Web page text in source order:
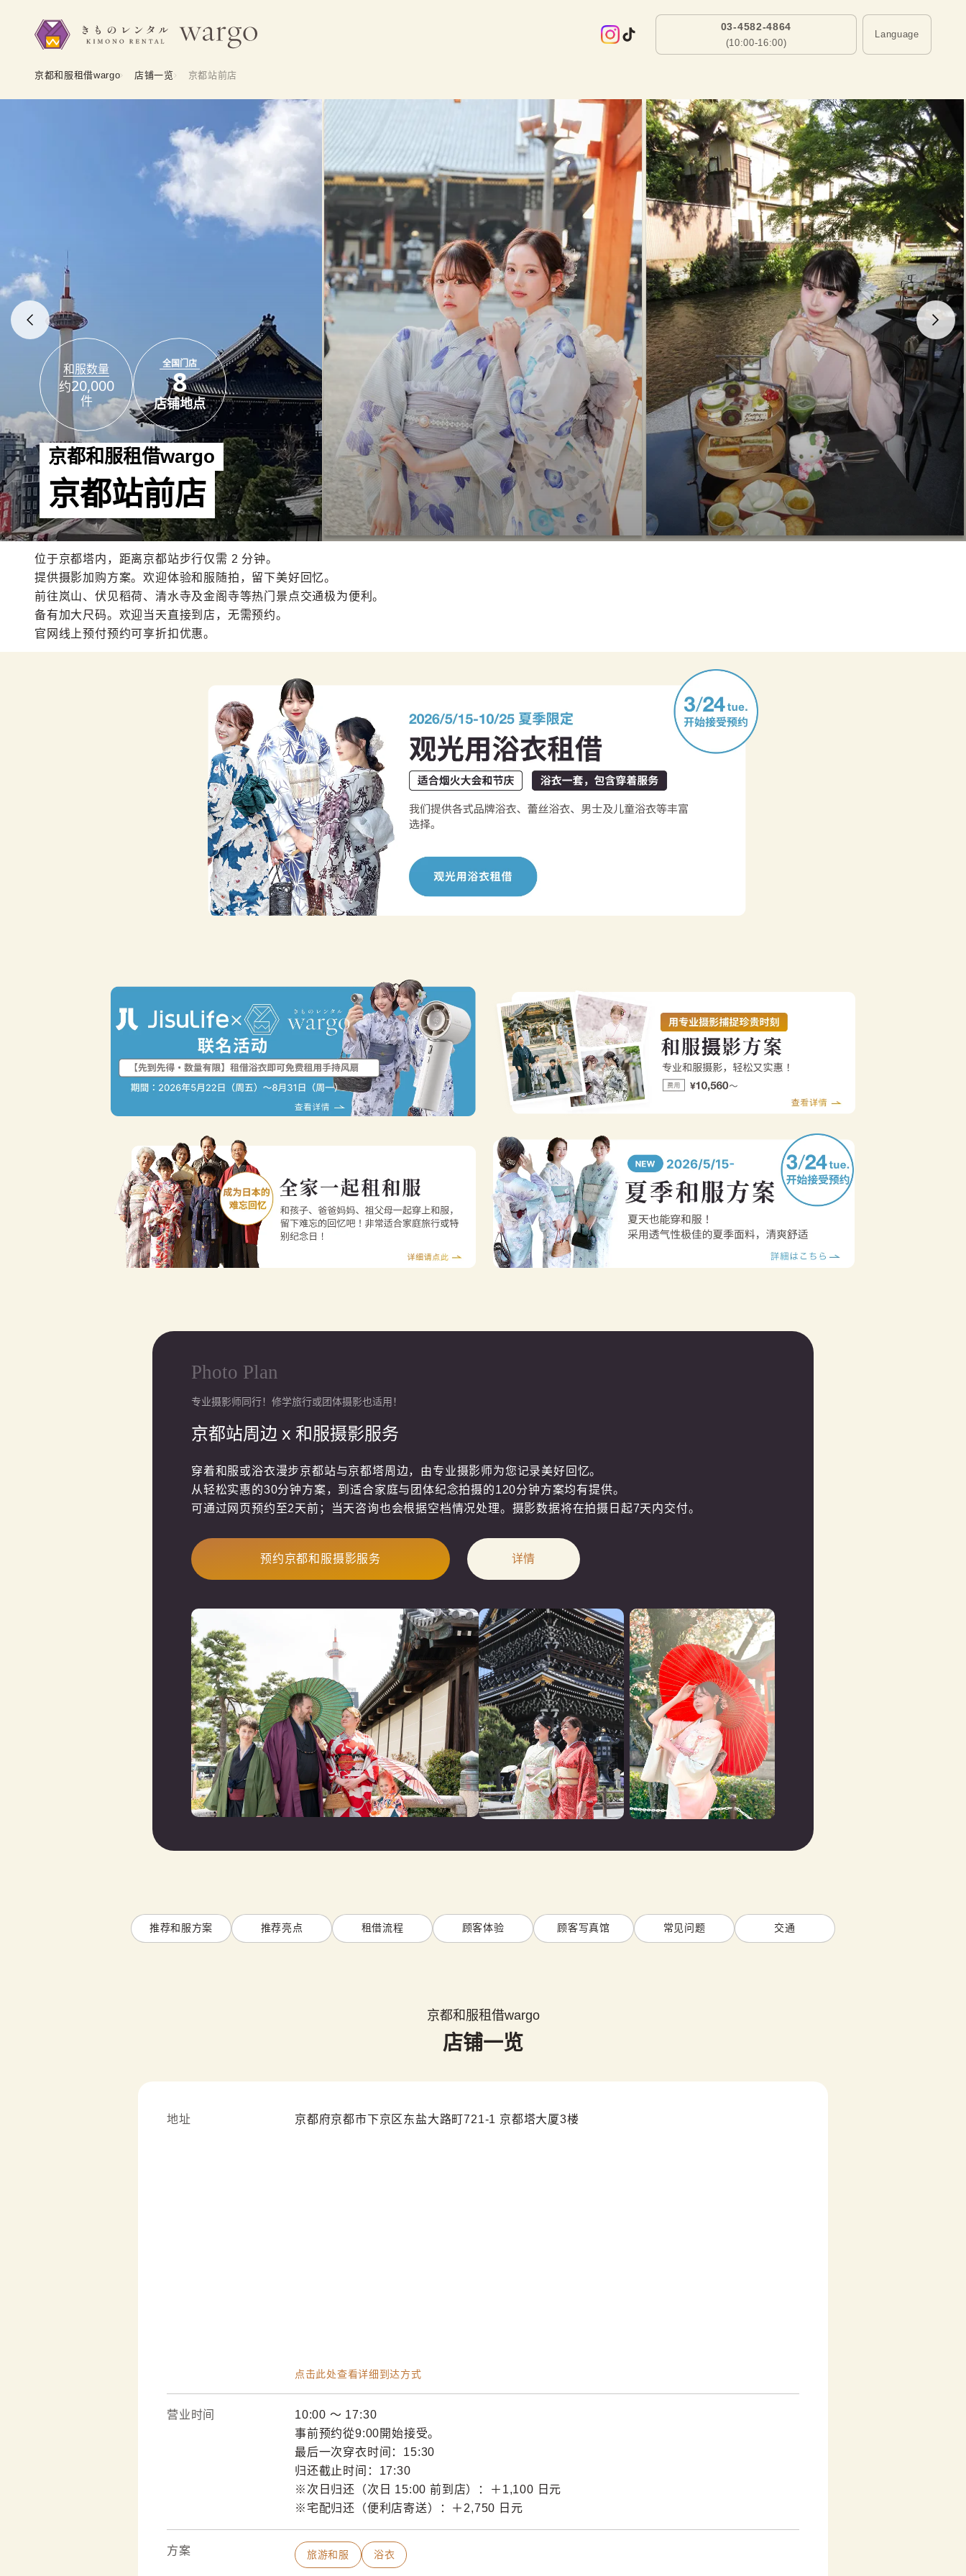
03-4582-4864
(10:00-16:00)
Language
京都和服租借wargo 店铺一览 京都站前店
和服数量
约20,000
件
全国门店
8
店铺地点
京都和服租借wargo
京都站前店
位于京都塔内，距离京都站步行仅需 2 分钟。
提供摄影加购方案。欢迎体验和服随拍，留下美好回忆。
前往岚山、伏见稻荷、清水寺及金阁寺等热门景点交通极为便利。
备有加大尺码。欢迎当天直接到店，无需预约。
官网线上预付预约可享折扣优惠。
Photo Plan
专业摄影师同行！修学旅行或团体摄影也适用！
京都站周边 x 和服摄影服务
穿着和服或浴衣漫步京都站与京都塔周边，由专业摄影师为您记录美好回忆。
从轻松实惠的30分钟方案，到适合家庭与团体纪念拍摄的120分钟方案均有提供。
可通过网页预约至2天前；当天咨询也会根据空档情况处理。摄影数据将在拍摄日起7天内交付。
预约京都和服摄影服务 详情
推荐和服方案 推荐亮点 租借流程 顾客体验 顾客写真馆 常见问题 交通
京都和服租借wargo
店铺一览
地址 京都府京都市下京区东盐大路町721-1 京都塔大厦3楼
点击此处查看详细到达方式
营业时间
10:00 〜 17:30
事前预约從9:00開始接受。
最后一次穿衣时间：15:30
归还截止时间：17:30
※次日归还（次日 15:00 前到店）：＋1,100 日元
※宅配归还（便利店寄送）：＋2,750 日元
方案 旅游和服 浴衣